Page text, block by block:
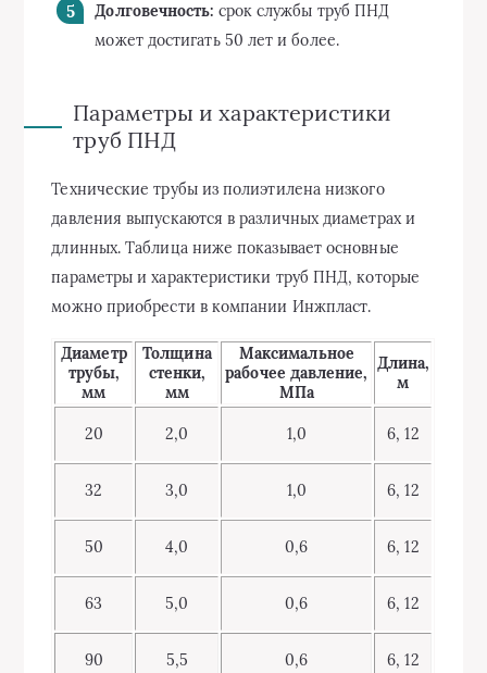
Долговечность: срок службы труб ПНД
может достигать 50 лет и более.
Параметры и характеристики
труб ПНД
Технические трубы из полиэтилена низкого
давления выпускаются в различных диаметрах и
длинных. Таблица ниже показывает основные
параметры и характеристики труб ПНД, которые
можно приобрести в компании Инжпласт.
Диаметр
трубы,
мм
Толщина
стенки,
мм
Максимальное
рабочее давление,
МПа
Длина,
м
20 2,0 1,0 6, 12
32 3,0 1,0 6, 12
50 4,0 0,6 6, 12
63 5,0 0,6 6, 12
90 5,5 0,6 6, 12